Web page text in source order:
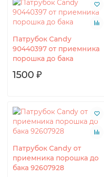
Патрубок Candy
90440397 от приемника
порошка до бака
1500 ₽
Патрубок Candy от
приемника порошка до
бака 92607928